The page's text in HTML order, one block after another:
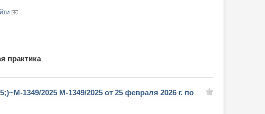
практика
1349/2025 М-1349/2025 от 25 февраля 2026 г. по